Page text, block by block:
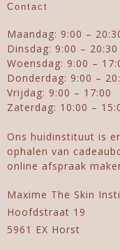
Contact
Maandag: 9:00 –
Dinsdag: 9:00 – 20:30
Woensdag: 9:00 –
Donderdag: 9:00 –
Vrijdag: 9:00 – 17:00
Zaterdag: 10:00 –
Ons huidinstituut is
ophalen van
online afspraak
Maxime The Skin
Hoofdstraat 19
5961 EX Horst